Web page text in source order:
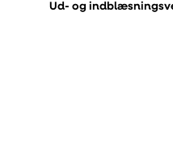
Ud- og